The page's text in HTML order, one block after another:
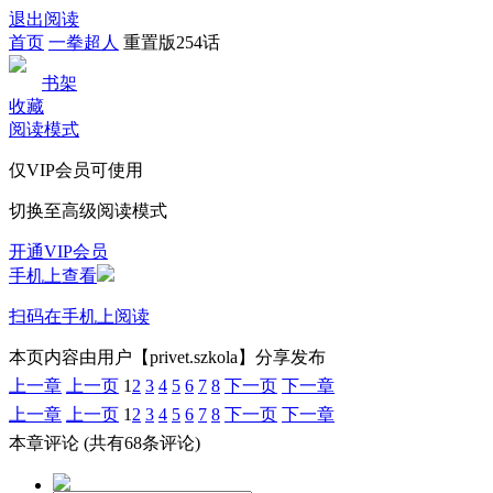
退出阅读
首页 一拳超人 重置版254话
书架
收藏
阅读模式
仅VIP会员可使用
切换至高级阅读模式
开通VIP会员
手机上查看
扫码在手机上阅读
本页内容由用户【privet.szkola】分享发布
上一章
上一页 1 2 3 4 5 6 7 8 下一页 下一章
上一章
上一页 1 2 3 4 5 6 7 8 下一页 下一章
本章评论 (共有68条评论)